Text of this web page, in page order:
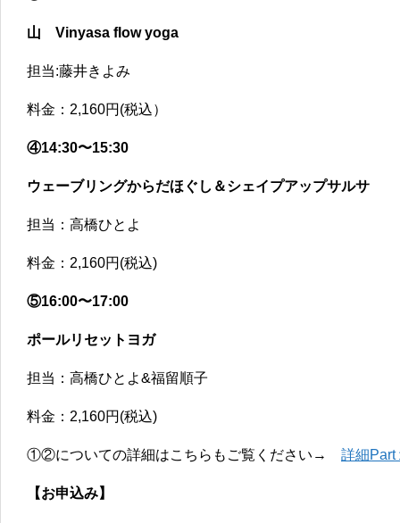
山 Vinyasa flow yoga
担当:藤井きよみ
料金：2,160円(税込）
④14:30〜15:30
ウェーブリングからだほぐし＆シェイプアップサルサ
担当：高橋ひとよ
料金：2,160円(税込)
⑤16:00〜17:00
ポールリセットヨガ
担当：高橋ひとよ&福留順子
料金：2,160円(税込)
①②についての詳細はこちらもご覧ください→ 詳細Part
【お申込み】